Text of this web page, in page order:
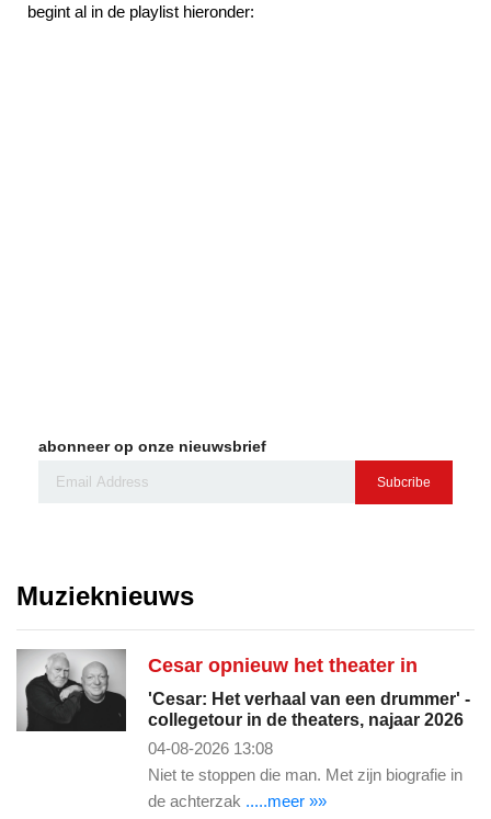
begint al in de playlist hieronder:
abonneer op onze nieuwsbrief
Subcribe
Muzieknieuws
Cesar opnieuw het theater in
'Cesar: Het verhaal van een drummer' -
collegetour in de theaters, najaar 2026
04-08-2026 13:08
Niet te stoppen die man. Met zijn biografie in
de achterzak .....meer »»